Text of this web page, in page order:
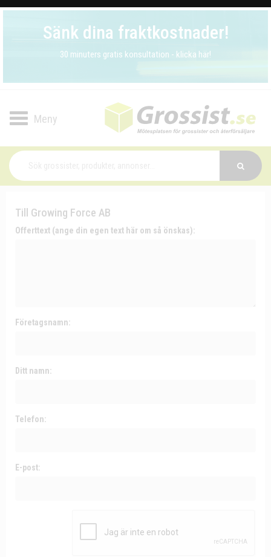
Sänk dina fraktkostnader!
30 minuters gratis konsultation - klicka här!
Toggle
Till Growing Force AB
Offerttext (ange din egen text här om så önskas):
Företagsnamn:
Ditt namn:
Telefon:
E-post: